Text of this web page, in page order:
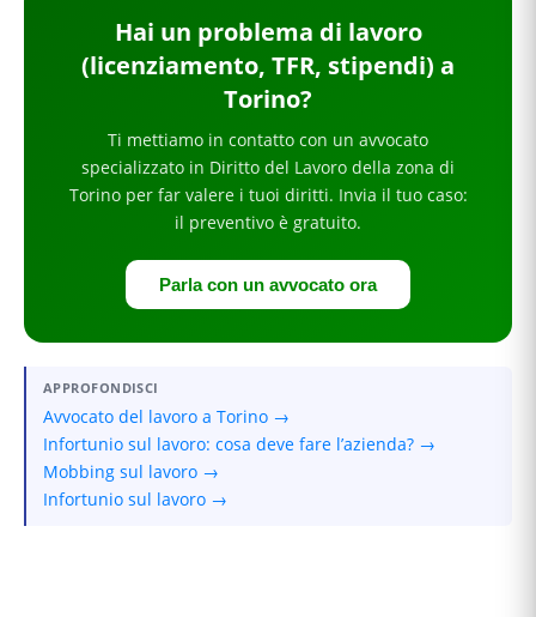
Hai un problema di lavoro
(licenziamento, TFR, stipendi) a
Torino?
Ti mettiamo in contatto con un avvocato
specializzato in Diritto del Lavoro della zona di
Torinoper far valere i tuoi diritti. Invia il tuo caso:
il preventivo è gratuito.
Parla con un avvocato ora
APPROFONDISCI
Avvocato del lavoro a Torino →
Infortunio sul lavoro: cosa deve fare l’azienda? →
Mobbing sul lavoro →
Infortunio sul lavoro →